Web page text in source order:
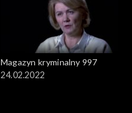
Magazyn kryminalny 997
24.02.2022